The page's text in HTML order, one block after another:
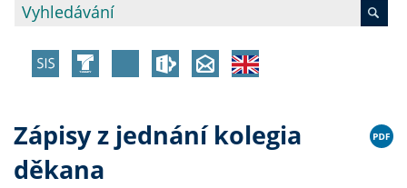
Zápisy z jednání kolegia
děkana